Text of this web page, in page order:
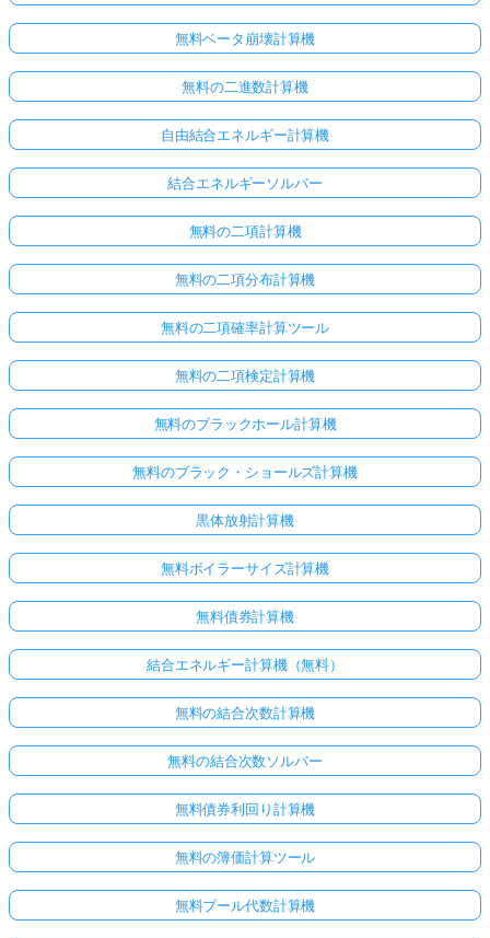
ま
せ
ん
無料ベータ崩壊計算機
無料の二進数計算機
自由結合エネルギー計算機
結合エネルギーソルバー
無料の二項計算機
無料の二項分布計算機
無料の二項確率計算ツール
無料の二項検定計算機
無料のブラックホール計算機
無料のブラック・ショールズ計算機
黒体放射計算機
無料ボイラーサイズ計算機
無料債券計算機
結合エネルギー計算機（無料）
無料の結合次数計算機
無料の結合次数ソルバー
無料債券利回り計算機
無料の簿価計算ツール
無料ブール代数計算機